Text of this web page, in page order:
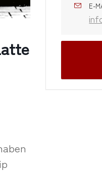
E-